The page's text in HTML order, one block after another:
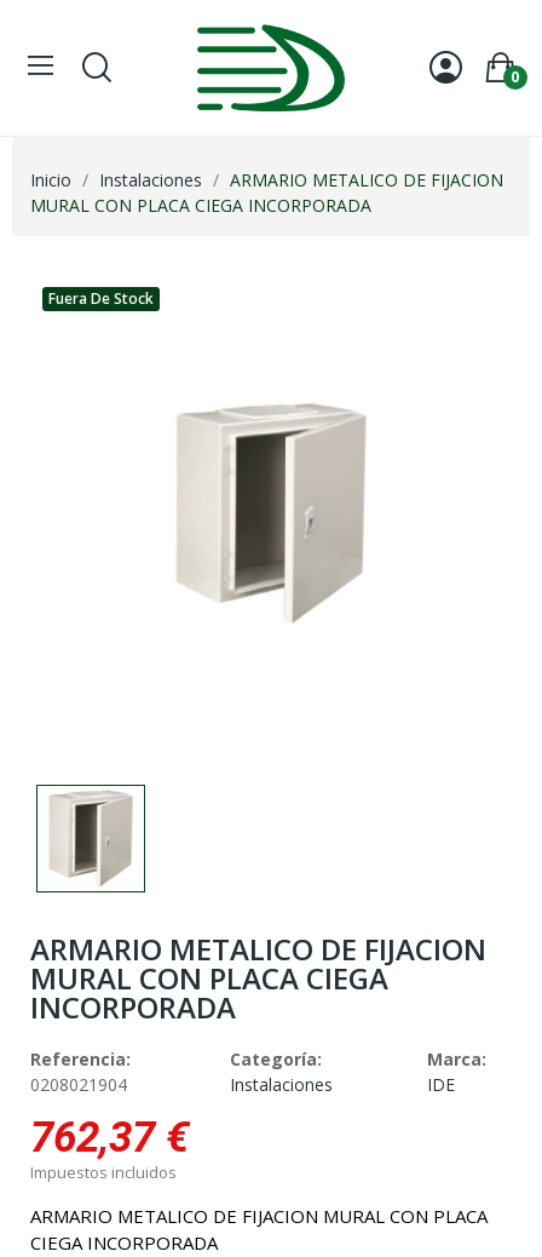
0
Inicio Instalaciones
ARMARIO METALICO DE FIJACION
MURAL CON PLACA CIEGA INCORPORADA
Fuera De Stock
ARMARIO METALICO DE FIJACION
MURAL CON PLACA CIEGA
INCORPORADA
Referencia:
0208021904
Categoría:
Instalaciones
Marca:
IDE
762,37 €
Impuestos incluidos
ARMARIO METALICO DE FIJACION MURAL CON PLACA
CIEGA INCORPORADA